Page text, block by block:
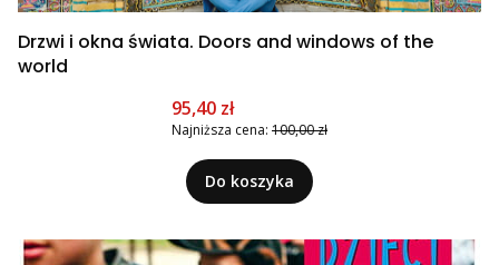
Drzwi i okna świata. Doors and windows of the
world
Cena promocyjna
95,40 zł
Najniższa cena: 100,00 zł
Do koszyka